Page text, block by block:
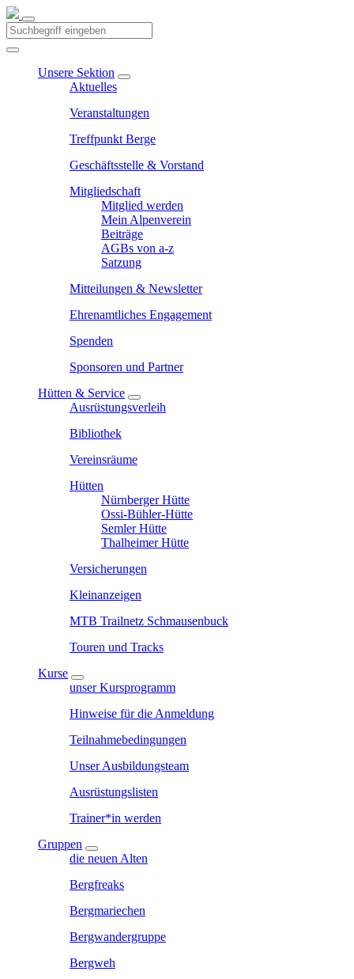
Unsere Sektion
Aktuelles
Veranstaltungen
Treffpunkt Berge
Geschäftsstelle & Vorstand
Mitgliedschaft
Mitglied werden
Mein Alpenverein
Beiträge
AGBs von a-z
Satzung
Mitteilungen & Newsletter
Ehrenamtliches Engagement
Spenden
Sponsoren und Partner
Hütten & Service
Ausrüstungsverleih
Bibliothek
Vereinsräume
Hütten
Nürnberger Hütte
Ossi-Bühler-Hütte
Semler Hütte
Thalheimer Hütte
Versicherungen
Kleinanzeigen
MTB Trailnetz Schmausenbuck
Touren und Tracks
Kurse
unser Kursprogramm
Hinweise für die Anmeldung
Teilnahmebedingungen
Unser Ausbildungsteam
Ausrüstungslisten
Trainer*in werden
Gruppen
die neuen Alten
Bergfreaks
Bergmariechen
Bergwandergruppe
Bergweh